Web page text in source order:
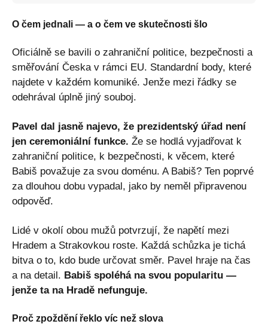
O čem jednali — a o čem ve skutečnosti šlo
Oficiálně se bavili o zahraniční politice, bezpečnosti a
směřování Česka v rámci EU. Standardní body, které
najdete v každém komuniké. Jenže mezi řádky se
odehrával úplně jiný souboj.
Pavel dal jasně najevo, že prezidentský úřad není
jen ceremoniální funkce. Že se hodlá vyjadřovat k
zahraniční politice, k bezpečnosti, k věcem, které
Babiš považuje za svou doménu. A Babiš? Ten poprvé
za dlouhou dobu vypadal, jako by neměl připravenou
odpověď.
Lidé v okolí obou mužů potvrzují, že napětí mezi
Hradem a Strakovkou roste. Každá schůzka je tichá
bitva o to, kdo bude určovat směr. Pavel hraje na čas
a na detail. Babiš spoléhá na svou popularitu —
jenže ta na Hradě nefunguje.
Proč zpoždění řeklo víc než slova